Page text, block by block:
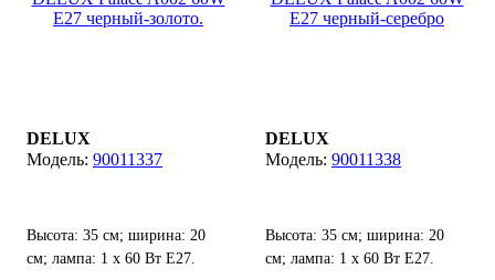
DELUX
90011337
Высота: 35 см; ширина: 20
см; лампа: 1 х 60 Вт Е27.
DELUX
90011338
Высота: 35 см; ширина: 20
см; лампа: 1 х 60 Вт Е27.